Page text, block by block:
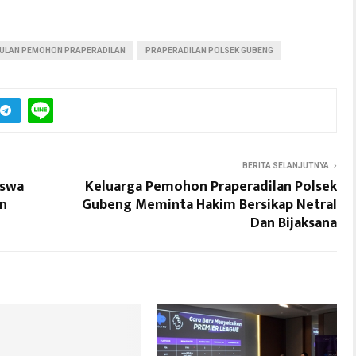
PEMOHON PRAPERADILAN PRAPERADILAN POLSEK GUBENG
BERITA SELANJUTNYA
Keluarga Pemohon Praperadilan Polsek
Gubeng Meminta Hakim Bersikap Netral
Dan Bijaksana